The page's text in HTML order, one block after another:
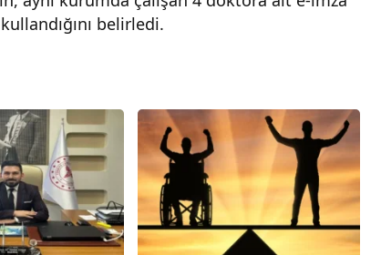
belirledi.